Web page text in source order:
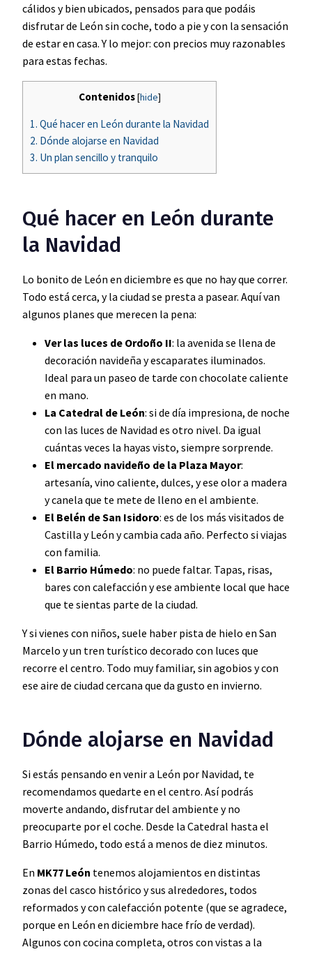
cálidos y bien ubicados, pensados para que podáis
disfrutar de León sin coche, todo a pie y con la sensación
de estar en casa. Y lo mejor: con precios muy razonables
para estas fechas.
Contenidos [hide]
1. Qué hacer en León durante la Navidad
2. Dónde alojarse en Navidad
3. Un plan sencillo y tranquilo
Qué hacer en León durante
la Navidad
Lo bonito de León en diciembre es que no hay que correr.
Todo está cerca, y la ciudad se presta a pasear. Aquí van
algunos planes que merecen la pena:
Ver las luces de Ordoño II: la avenida se llena de
decoración navideña y escaparates iluminados.
Ideal para un paseo de tarde con chocolate caliente
en mano.
La Catedral de León: si de día impresiona, de noche
con las luces de Navidad es otro nivel. Da igual
cuántas veces la hayas visto, siempre sorprende.
El mercado navideño de la Plaza Mayor:
artesanía, vino caliente, dulces, y ese olor a madera
y canela que te mete de lleno en el ambiente.
El Belén de San Isidoro: es de los más visitados de
Castilla y León y cambia cada año. Perfecto si viajas
con familia.
El Barrio Húmedo: no puede faltar. Tapas, risas,
bares con calefacción y ese ambiente local que hace
que te sientas parte de la ciudad.
Y si vienes con niños, suele haber pista de hielo en San
Marcelo y un tren turístico decorado con luces que
recorre el centro. Todo muy familiar, sin agobios y con
ese aire de ciudad cercana que da gusto en invierno.
Dónde alojarse en Navidad
Si estás pensando en venir a León por Navidad, te
recomendamos quedarte en el centro. Así podrás
moverte andando, disfrutar del ambiente y no
preocuparte por el coche. Desde la Catedral hasta el
Barrio Húmedo, todo está a menos de diez minutos.
En MK77 León tenemos alojamientos en distintas
zonas del casco histórico y sus alrededores, todos
reformados y con calefacción potente (que se agradece,
porque en León en diciembre hace frío de verdad).
Algunos con cocina completa, otros con vistas a la